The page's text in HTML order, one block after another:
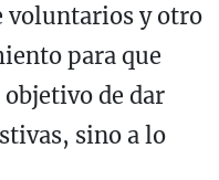
voluntarios y otro
para que
de dar
sino a lo